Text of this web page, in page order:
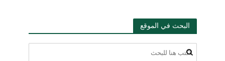
البحث في الموقع